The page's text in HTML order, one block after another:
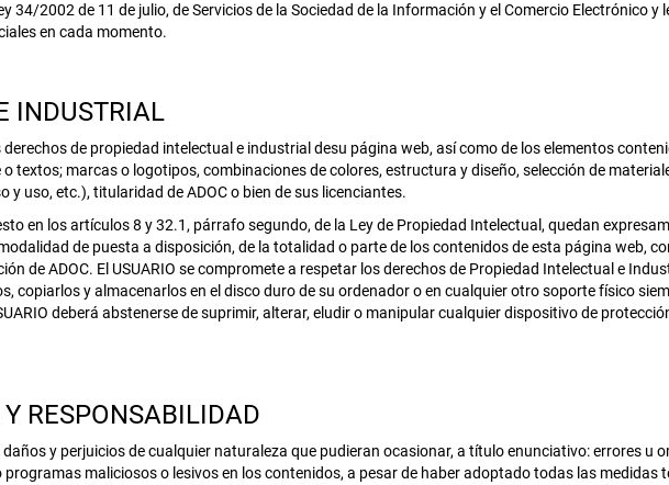
34/2002 de 11 de julio, de Servicios de la Sociedad de la Información y el Comercio Electrónico y
en cada momento.
INDUSTRIAL
de propiedad intelectual e industrial desu página web, así como de los elementos
textos; marcas o logotipos, combinaciones de colores, estructura y diseño, selección de
uso, etc.), titularidad de ADOC o bien de sus licenciantes.
en los artículos 8 y 32.1, párrafo segundo, de la Ley de Propiedad Intelectual, quedan
de puesta a disposición, de la totalidad o parte de los contenidos de esta página web,
de ADOC. El USUARIO se compromete a respetar los derechos de Propiedad Intelectual e
copiarlos y almacenarlos en el disco duro de su ordenador o en cualquier otro soporte físico
deberá abstenerse de suprimir, alterar, eludir o manipular cualquier dispositivo de
RESPONSABILIDAD
y perjuicios de cualquier naturaleza que pudieran ocasionar, a título enunciativo: errores u
maliciosos o lesivos en los contenidos, a pesar de haber adoptado todas las medidas